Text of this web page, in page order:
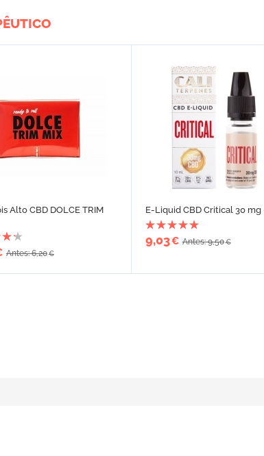
Alto CBD DOLCE TRIM
Antes: 6,20€
E-Liquid CBD Critical 30 mg
9,03€ Antes: 9,50€